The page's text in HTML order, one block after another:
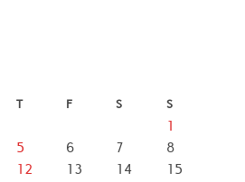
T F S S
1
5 6 7
8
12 13 14
15